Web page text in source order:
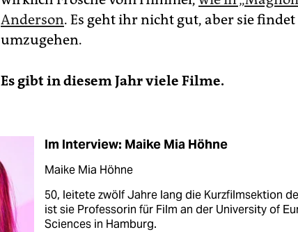
Anderson. Es geht ihr nicht gut, aber sie
umzugehen.
Es gibt in diesem Jahr viele Filme.
Im Interview: Maike Mia Höhne
Maike Mia Höhne
50, leitete zwölf Jahre lang die Kurzfilmsektion
ist sie Professorin für Film an der University of
Sciences in Hamburg.